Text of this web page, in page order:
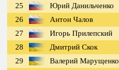
25
Юрий Данильченко
26
Антон Чалов
27
Игорь Прилепский
28
Дмитрий Скок
29
Валерий Марущенко